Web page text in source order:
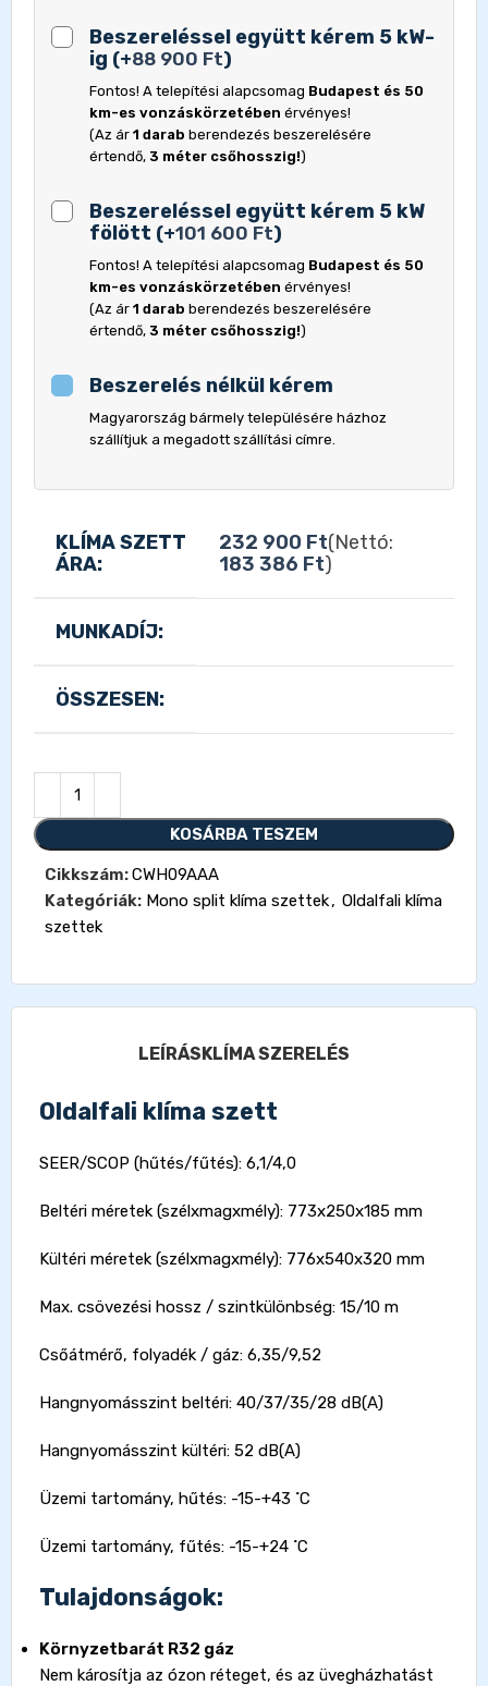
Beszereléssel együtt kérem 5 kW-
ig (+88 900 Ft)
Fontos! A telepítési alapcsomag Budapest és 50
km-es vonzáskörzetében érvényes!
(Az ár 1 darab berendezés beszerelésére
értendő, 3 méter csőhosszig!)
Beszereléssel együtt kérem 5 kW
fölött (+101 600 Ft)
Fontos! A telepítési alapcsomag Budapest és 50
km-es vonzáskörzetében érvényes!
(Az ár 1 darab berendezés beszerelésére
értendő, 3 méter csőhosszig!)
Beszerelés nélkül kérem
Magyarország bármely településére házhoz
szállítjuk a megadott szállítási címre.
KLÍMA SZETT
ÁRA:
232 900 Ft(Nettó:
183 386 Ft)
MUNKADÍJ:
ÖSSZESEN:
KOSÁRBA TESZEM
Cikkszám:CWH09AAA
Kategóriák: Mono split klíma szettek, Oldalfali klíma
szettek
LEÍRÁSKLÍMA SZERELÉS
Oldalfali klíma szett
SEER/SCOP (hűtés/fűtés): 6,1/4,0
Beltéri méretek (szélxmagxmély): 773x250x185 mm
Kültéri méretek (szélxmagxmély): 776x540x320 mm
Max. csövezési hossz / szintkülönbség: 15/10 m
Csőátmérő, folyadék / gáz: 6,35/9,52
Hangnyomásszint beltéri: 40/37/35/28 dB(A)
Hangnyomásszint kültéri: 52 dB(A)
Üzemi tartomány, hűtés: -15-+43 ˚C
Üzemi tartomány, fűtés: -15-+24 ˚C
Tulajdonságok:
Környzetbarát R32 gáz
Nem károsítja az ózon réteget, és az üvegházhatást